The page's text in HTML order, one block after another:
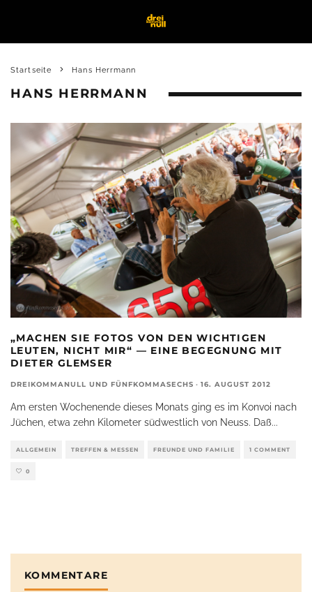
Startseite Hans Herrmann
HANS HERRMANN
„MACHEN SIE FOTOS VON DEN WICHTIGEN
LEUTEN, NICHT MIR“ — EINE BEGEGNUNG MIT
DIETER GLEMSER
DREIKOMMANULL UND FÜNFKOMMASECHS · 16. AUGUST 2012
Am ersten Wochenende dieses Monats ging es im Konvoi nach
Jüchen, etwa zehn Kilometer südwestlich von Neuss. Daß...
ALLGEMEIN TREFFEN & MESSEN FREUNDE UND FAMILIE 1 COMMENT
0
KOMMENTARE